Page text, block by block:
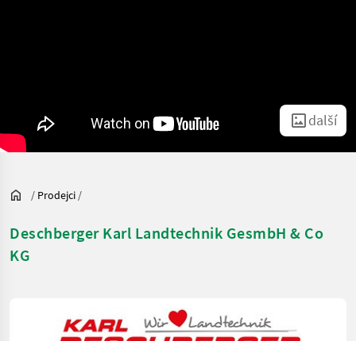
další
/ Prodejci /
Deschberger Karl Landtechnik GesmbH & Co
KG